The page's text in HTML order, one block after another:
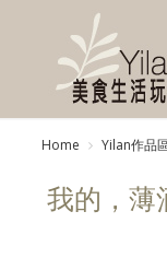
Home Yilan作品
我的，薄